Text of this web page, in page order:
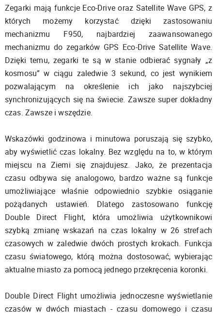
Zegarki mają funkcje Eco-Drive oraz Satellite Wave GPS, z
których możemy korzystać dzięki zastosowaniu
mechanizmu F950, najbardziej zaawansowanego
mechanizmu do zegarków GPS Eco-Drive Satellite Wave.
Dzięki temu, zegarki te są w stanie odbierać sygnały „z
kosmosu” w ciągu zaledwie 3 sekund, co jest wynikiem
pozwalającym na określenie ich jako najszybciej
synchronizujących się na świecie. Zawsze super dokładny
czas. Zawsze i wszędzie.
Wskazówki godzinowa i minutowa poruszają się szybko,
aby wyświetlić czas lokalny. Bez względu na to, w którym
miejscu na Ziemi się znajdujesz. Jako, że prezentacja
czasu odbywa się analogowo, bardzo ważne są funkcje
umożliwiające właśnie odpowiednio szybkie osiąganie
pożądanych ustawień. Dlatego zastosowano funkcję
Double Direct Flight, która umożliwia użytkownikowi
szybką zmianę wskazań na czas lokalny w 26 strefach
czasowych w zaledwie dwóch prostych krokach. Funkcja
czasu światowego, którą można dostosować, wybierając
aktualne miasto za pomocą jednego przekręcenia koronki.
Double Direct Flight umożliwia jednoczesne wyświetlanie
czasów w dwóch miastach - czasu domowego i czasu